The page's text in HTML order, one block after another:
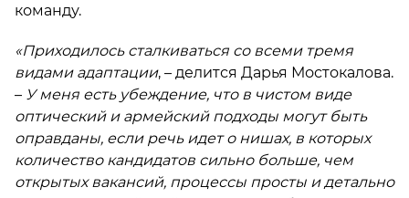
команду.
«Приходилось сталкиваться со всеми тремя
видами адаптации, – делится Дарья Мостокалова.
– У меня есть убеждение, что в чистом виде
оптический и армейский подходы могут быть
оправданы, если речь идет о нишах, в которых
количество кандидатов сильно больше, чем
открытых вакансий, процессы просты и детально